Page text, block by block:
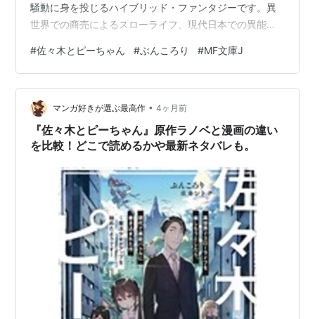
騒動に身を投じるハイブリッド・ファンタジーです。異
世界での商売によるスローライフ、現代日本での異能バ
合い、読者を飽きさせない予測不能な展開が魅力の作品
です。
#佐々木とピーちゃん #ぶんころり #MF文庫J
マンガ好きが選ぶ最高作 • 4ヶ月前
『佐々木とピーちゃん』原作ラノベと漫画の違い
を比較！どこで読めるかや最新ネタバレも。